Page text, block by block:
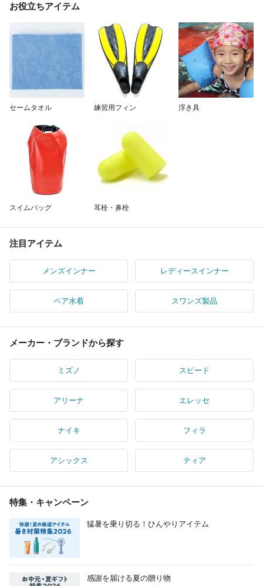
お役立ちアイテム
セームタオル 練習用フィン 浮き具
スイムバッグ 耳栓・鼻栓
注目アイテム
メンズインナー レディースインナー
ペア水着 スワンズ製品
メーカー・ブランドから探す
ミズノ スピード
アリーナ エレッセ
ナイキ フィラ
アシックス ティア
特集・キャンペーン
猛暑を乗り切る！ひんやりアイテム
感謝を届ける夏の贈り物